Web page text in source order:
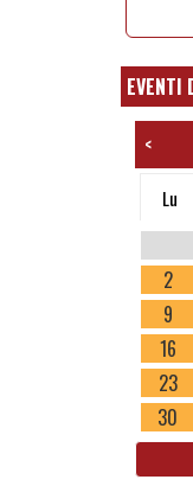
EVENTI
<
Lu
2
9
16
23
30